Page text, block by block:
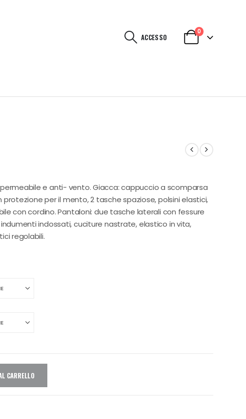
ACCESSO
0
e anti- vento. Giacca: cappuccio a scomparsa
per il mento, 2 tasche spaziose, polsini elastici,
con cordino. Pantaloni: due tasche laterali con fessure
indossati, cuciture nastrate, elastico in vita,
regolabili.
CARRELLO